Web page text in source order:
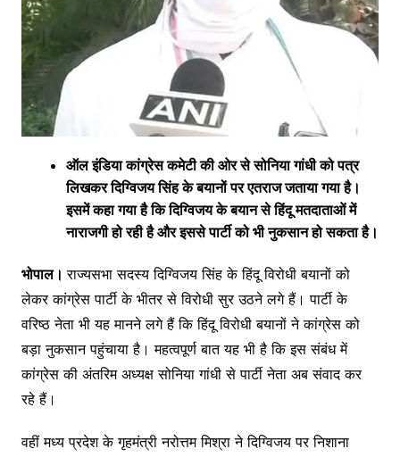
ऑल इंडिया कांग्रेस कमेटी की ओर से सोनिया गांधी को पत्र
लिखकर दिग्विजय सिंह के बयानों पर एतराज जताया गया है।
इसमें कहा गया है कि दिग्विजय के बयान से हिंदू मतदाताओं में
नाराजगी हो रही है और इससे पार्टी को भी नुकसान हो सकता है।
भोपाल।राज्यसभा सदस्य दिग्विजय सिंह के हिंदू विरोधी बयानों को
लेकर कांग्रेस पार्टी के भीतर से विरोधी सुर उठने लगे हैं। पार्टी के
वरिष्‍ठ नेता भी यह मानने लगे हैं कि हिंदू विरोधी बयानों ने कांग्रेस को
बड़ा नुकसान पहुंचाया है। महत्‍वपूर्ण बात यह भी है कि इस संबंध में
कांग्रेस की अंतरिम अध्‍यक्ष सोनिया गांधी से पार्टी नेता अब संवाद कर
रहे हैं।
वहीं मध्य प्रदेश के गृहमंत्री नरोत्तम मिश्रा ने दिग्विजय पर निशाना